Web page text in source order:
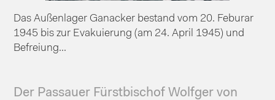
Das Außenlager Ganacker bestand vom 20. Feburar
1945 bis zur Evakuierung (am 24. April 1945) und
Befreiung...
Der Passauer Fürstbischof Wolfger von